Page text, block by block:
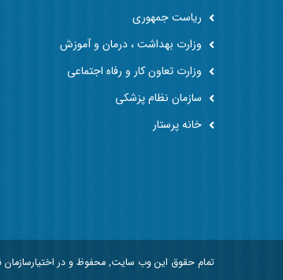
ریاست جمهوری
وزارت بهداشت ، درمان و آموزش
وزارت تعاون کار و رفاه اجتماعی
سازمان نظام پزشکی
خانه پرستار
تمام حقوق این وب سایت, محفوظ و در